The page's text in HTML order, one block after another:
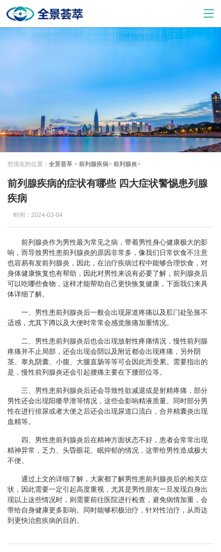
您现在的位置： 全景荟萃 > 前列腺疾病> 前列腺炎>
前列腺疾病的症状有哪些 四大症状警惕患列腺
疾病
时间：2024-03-04
前列腺炎作为男性最为常见之病，带着男性身心健康极大的影
响，而导致男性患前列腺炎的原因非常多，像我们日常饮食不注意
也容易有发前列腺炎，因此，在治疗疾病过程中能够合理饮食，对
身体健康恢复也有帮助，因此对男性来说有必要了解，前列腺炎后
可以吃哪些食物，这样才能帮助自己更快恢复健康，下面我们来具
体详细了解。
一、男性患前列腺炎后一般会出现尿道疼痛以及肛门处坠胀不
适感，尤其下蹲以及大便时常常会感觉胀痛加重情况。
二、男性患前列腺炎后也会出现放射性疼痛情况，慢性前列腺
疼痛并不止局部，还会出现会阴以及附近都会出现疼痛，另外阴
茎、睾丸阴囊、小腹、大腿直肠等等可会因此而受累。需要指出的
是，慢性前列腺炎还会引起腰痛主要在下腰部位等。
三、男性患前列腺炎后还会导致性欲减退或是射精疼痛，部分
男性还会出现阳痿早泄等情况，这些会影响精液质量。同时部分男
性在进行排尿或者大便之后还会出现尿道口流白，合并精囊炎出现
血精等。
四、男性患前列腺炎后在精神方面状态不好，患者会常常出现
精神异常，乏力、头昏眼花、眠抑郁的情况，这带给男性造成极大
不便。
通过上文的详细了解，大家都了解男性患前列腺炎后的相关症
状，因此需要一定引起高度重视，尤其是男性朋友一旦发现自身出
现以上这些情况时，则需要前往医院进行检查，避免病情加重，会
带给自身健康更多影响。同时能够积极治疗，针对性治疗，从而达
到更快治愈疾病的目的。